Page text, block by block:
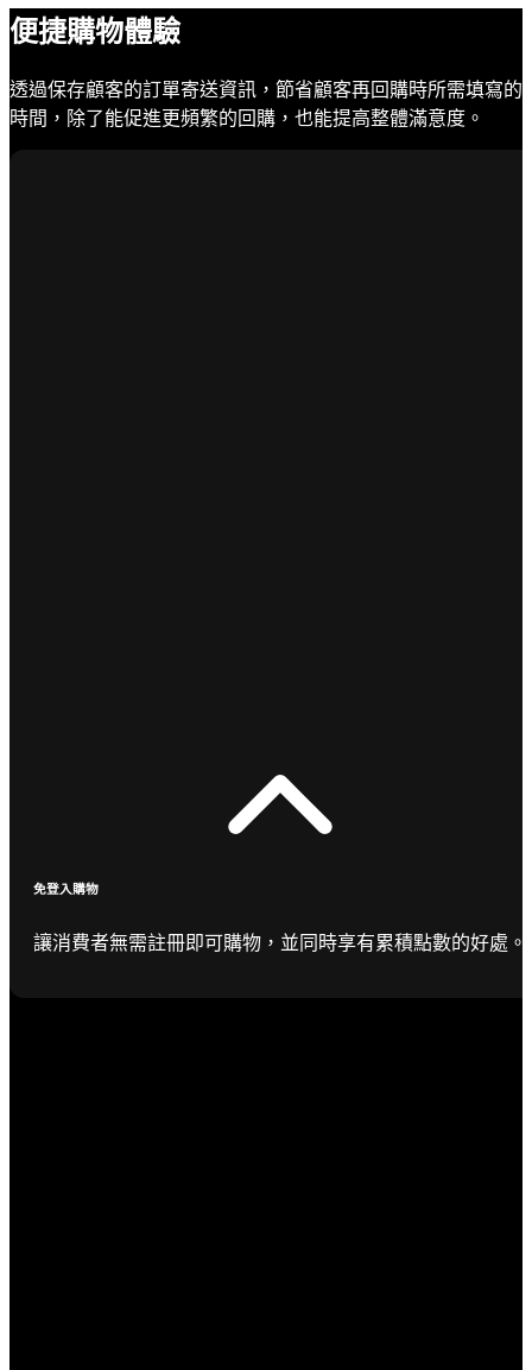
便捷購物體驗
透過保存顧客的訂單寄送資訊，節省顧客再回購時所需填寫的
時間，除了能促進更頻繁的回購，也能提高整體滿意度。
免登入購物
讓消費者無需註冊即可購物，並同時享有累積點數的好處。